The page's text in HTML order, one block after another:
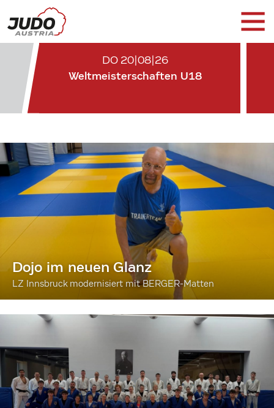
DO 20|08|26
Weltmeisterschaften U18
Dojo im neuen Glanz
LZ Innsbruck modernisiert mit BERGER-Matten